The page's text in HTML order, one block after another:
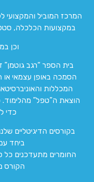
במקצועות הכלכלה,
וכן
בית הספר “רגב גוטמן”
הסמכה באופן עצמאי או
המכללות
הוצאת ה”טפל” מהלימוד.
כדי
בקורסים הדיגיטליים
ביחד
החומרים מתעדכנים
הקורס